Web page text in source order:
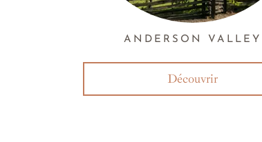
ANDERSON VALLEY
Découvrir